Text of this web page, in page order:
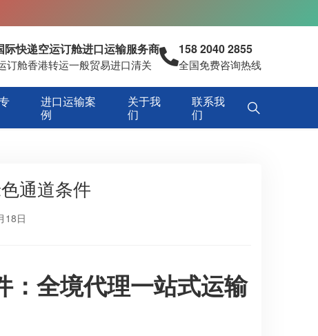
快递空运订舱进口运输服务商
订舱香港转运一般贸易进口清关
158 2040 2855
全国免费咨询热线
进口运输案
例
关于我
们
联系我
们
通道条件
18日
：全境代理一站式运输